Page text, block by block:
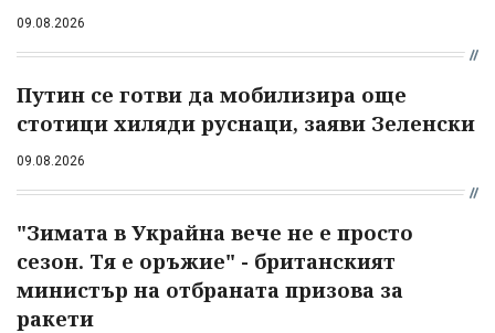
09.08.2026
Путин се готви да мобилизира още
стотици хиляди руснаци, заяви Зеленски
09.08.2026
"Зимата в Украйна вече не е просто
сезон. Тя е оръжие" - британският
министър на отбраната призова за
ракети